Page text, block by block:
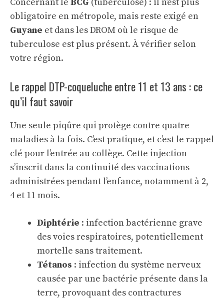
obligatoire en métropole, mais reste exigé en
Guyane et dans les DROM où le risque de
tuberculose est plus présent. À vérifier selon
votre région.
Le rappel DTP-coqueluche entre 11 et 13 ans : ce
qu’il faut savoir
Une seule piqûre qui protège contre quatre
maladies à la fois. C’est pratique, et c’est le rappel
clé pour l’entrée au collège. Cette injection
s’inscrit dans la continuité des vaccinations
administrées pendant l’enfance, notamment à 2,
4 et 11 mois.
Diphtérie : infection bactérienne grave
des voies respiratoires, potentiellement
mortelle sans traitement.
Tétanos : infection du système nerveux
causée par une bactérie présente dans la
terre, provoquant des contractures